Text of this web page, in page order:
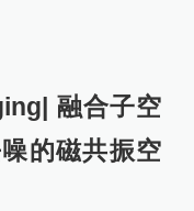
融合子空
的磁共振空